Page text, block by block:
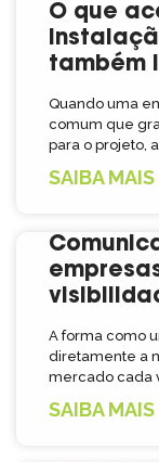
O que
também
Quando uma
comum que
para o projeto,
SAIBA
A forma como
diretamente a
mercado cada
SAIBA